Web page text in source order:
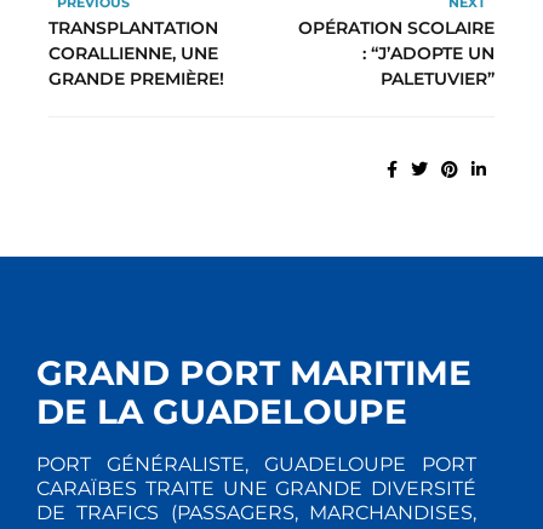
TRANSPLANTATION
CORALLIENNE, UNE
GRANDE PREMIÈRE!
OPÉRATION SCOLAIRE
: “J’ADOPTE UN
PALETUVIER”
GRAND PORT MARITIME
DE LA GUADELOUPE
PORT GÉNÉRALISTE, GUADELOUPE PORT
CARAÏBES TRAITE UNE GRANDE DIVERSITÉ
DE TRAFICS (PASSAGERS, MARCHANDISES,